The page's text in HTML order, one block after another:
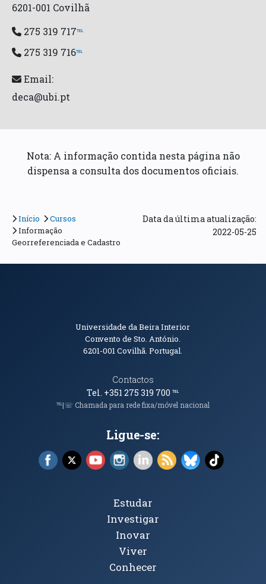
6201-001 Covilhã
275 319 717℡
275 319 716℡
Email:
deca@ubi.pt
Nota: A informação contida nesta página não
dispensa a consulta dos documentos oficiais.
Início
Cursos
Informação
Georreferenciada e Cadastro
Data da última atualização:
2022-05-25
Informações de Contacto
Universidade da Beira Interior
Convento de Sto. António.
6201-001Covilhã. Portugal.
Contactos
Tel. +351 275 319 700℡
℡|☏ Chamada para rede fixa/móvel nacional
Ligue-se:
Facebook (abre em nova janela)
X (abre em nova janela)
YouTube (abre em nova janela)
Instagram (abre em nova janela)
LinkedIn (abre em nova
RSS (abre em nova
Bluesky (abre
TikTok
Tópicos Principais
Estudar
Investigar
Inovar
Viver
Conhecer